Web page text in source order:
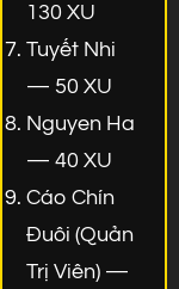
130 XU
Tuyết Nhi
— 50 XU
Nguyen Ha
— 40 XU
Cáo Chín
Đuôi (Quản
Trị Viên) —